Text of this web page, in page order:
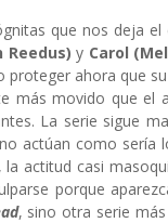
que nos deja
Reedus) y Carol
proteger ahora que
más movido que el
La serie sigue
actúan como sería
la actitud casi
porque
, sino otra serie